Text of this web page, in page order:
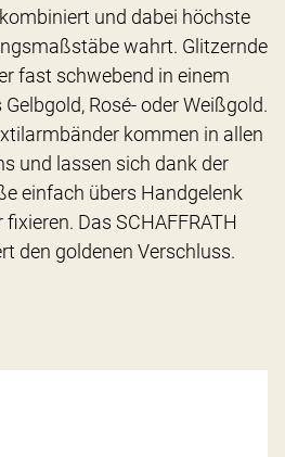
und dabei höchste
wahrt. Glitzernde
fast schwebend in einem
Rosé- oder Weißgold.
kommen in allen
und lassen sich dank der
einfach übers Handgelenk
Das SCHAFFRATH
den goldenen Verschluss.